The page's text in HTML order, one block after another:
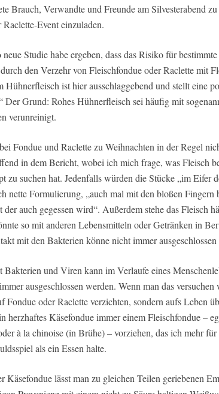
Brauch, Verwandte und Freunde am Silvesterabend
Event einzuladen.
Studie habe ergeben, dass das Risiko für bestimmte
den Verzehr von Fleischfondue oder Raclette mit
Hühnerfleisch ist hier ausschlaggebend und stellt eine
Der Grund: Rohes Hühnerfleisch sei häufig mit
verunreinigt.
Fondue und Raclette zu Weihnachten in der Regel
in dem Bericht, wobei ich mich frage, was Fleisch
zu suchen hat. Jedenfalls würden die Stücke „im Eifer
nette Formulierung, „auch mal mit den bloßen Fingern
auch gegessen wird“. Außerdem stehe das Fleisch
so mit anderen Lebensmitteln oder Getränken in
mit den Bakterien könne nicht immer ausgeschlossen
und Viren kann im Verlaufe eines
ausgeschlossen werden. Wenn man das versuchen
Fondue oder Raclette verzichten, sondern aufs Leben
herzhaftes Käsefondue immer einem Fleischfondue –
à la chinoise (in Brühe) – vorziehen, das ich mehr für
als ein Essen halte.
Käsefondue lässt man zu gleichen Teilen geriebenen